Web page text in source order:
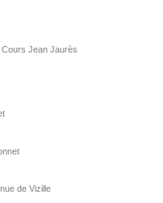
Jean Jaurès
de Vizille